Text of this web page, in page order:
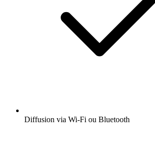
Diffusion via Wi-Fi ou Bluetooth